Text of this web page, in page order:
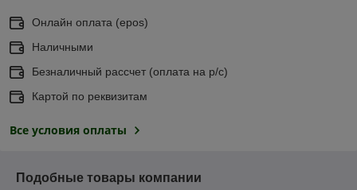
Онлайн оплата (еpos)
Наличными
Безналичный рассчет (оплата на р/с)
Картой по реквизитам
Все условия оплаты
Подобные товары компании